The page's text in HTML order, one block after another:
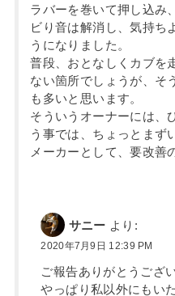
ラバーを巻いて押し込み
ビり音は解消し、気持ち
うになりました。
普段、おとなしくカブを
ない箇所でしょうが、そ
も多いと思います。
そういうオーナーには
う事では、ちょっとまず
メーカーとして、要改善
サニー より:
2020年7月9日 12:39 PM
ご報告ありがとうござ
やっぱり私以外にもい